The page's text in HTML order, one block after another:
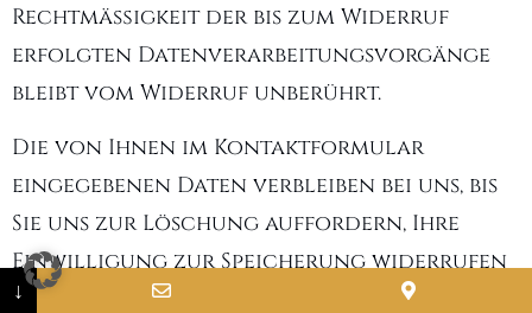
Rechtmäßigkeit der bis zum Widerruf
erfolgten Datenverarbeitungsvorgänge
bleibt vom Widerruf unberührt.
Die von Ihnen im Kontaktformular
eingegebenen Daten verbleiben bei uns, bis
Sie uns zur Löschung auffordern, Ihre
Einwilligung zur Speicherung widerrufen
oder der Zweck für die Datenspeicherung
↓